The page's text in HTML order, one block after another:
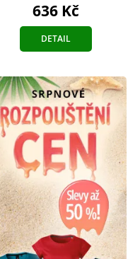
636 Kč
DETAIL